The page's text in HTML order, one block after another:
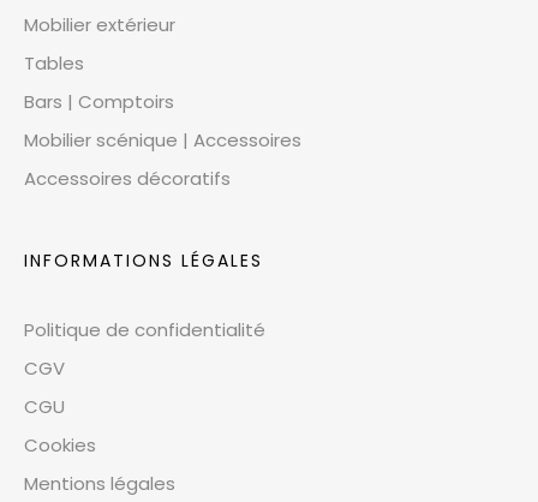
Mobilier extérieur
Tables
Bars | Comptoirs
Mobilier scénique | Accessoires
Accessoires décoratifs
INFORMATIONS LÉGALES
Politique de confidentialité
CGV
CGU
Cookies
Mentions légales